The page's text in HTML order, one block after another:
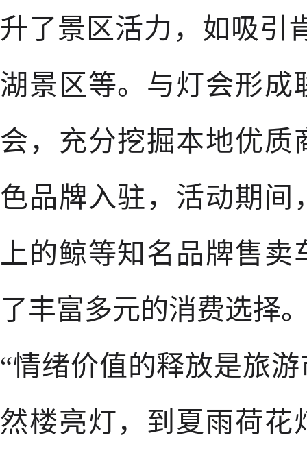
升了景区活力，如吸引
湖景区等。与灯会形成
会，充分挖掘本地优质
色品牌入驻，活动期间
上的鲸等知名品牌售
了丰富多元的消费选择
“情绪价值的释放是旅
然楼亮灯，到夏雨荷花